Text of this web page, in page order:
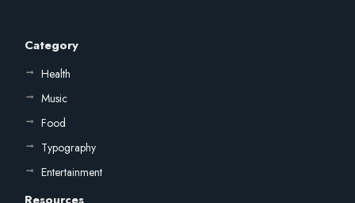
Category
Health
Music
Food
Typography
Entertainment
Resources